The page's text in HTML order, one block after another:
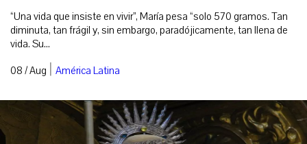
“Una vida que insiste en vivir”, María pesa “solo 570 gramos. Tan
diminuta, tan frágil y, sin embargo, paradójicamente, tan llena de
vida. Su...
08 / Aug | América Latina